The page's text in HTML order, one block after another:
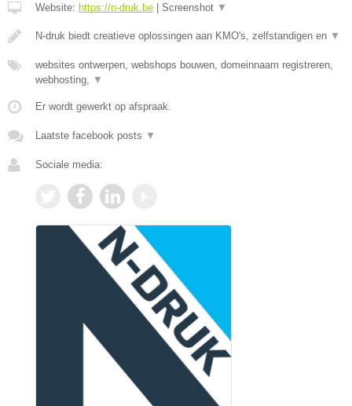
Website: https://n-druk.be Screenshot ▼
N-druk biedt creatieve oplossingen aan KMO's, zelfstandigen en ▼
websites ontwerpen, webshops bouwen, domeinnaam registreren,
webhosting, ▼
Er wordt gewerkt op afspraak.
Laatste facebook posts ▼
Sociale media: